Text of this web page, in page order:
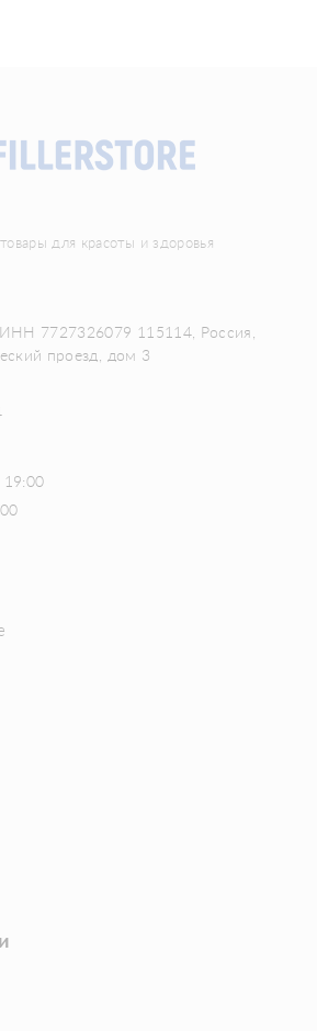
для красоты и здоровья
7727326079 115114, Россия,
проезд, дом 3
19:00